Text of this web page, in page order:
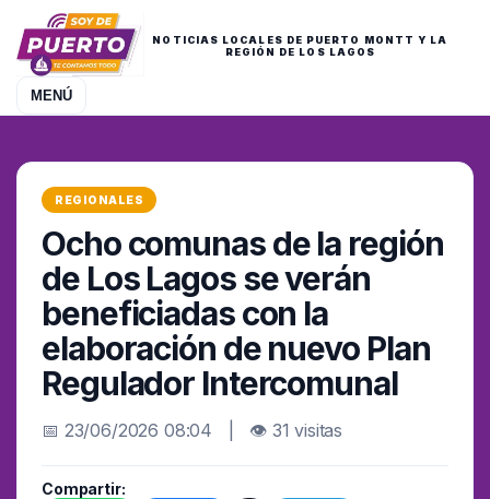
NOTICIAS LOCALES DE PUERTO MONTT Y LA
REGIÓN DE LOS LAGOS
MENÚ
REGIONALES
Ocho comunas de la región
de Los Lagos se verán
beneficiadas con la
elaboración de nuevo Plan
Regulador Intercomunal
📅 23/06/2026 08:04 | 👁 31 visitas
Compartir: